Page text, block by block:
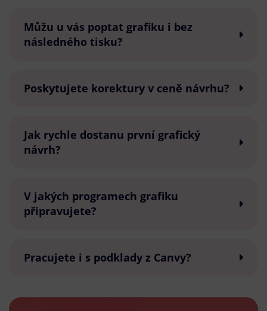
Můžu u vás poptat grafiku i bez
následného tisku?
Poskytujete korektury v ceně návrhu?
Jak rychle dostanu první grafický
návrh?
V jakých programech grafiku
připravujete?
Pracujete i s podklady z Canvy?